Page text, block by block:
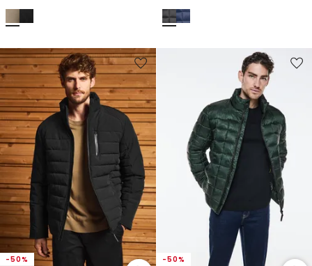
-50% -50%